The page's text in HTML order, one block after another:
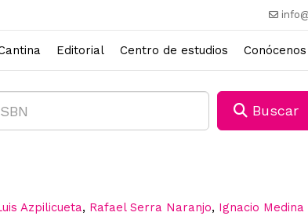
Editorial Centro de estudios Conócenos
Buscar
Azpilicueta, Rafael Serra Naranjo, Ignacio Medina